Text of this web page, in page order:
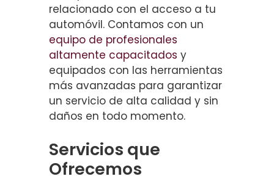
relacionado con el acceso a tu
automóvil. Contamos con un
equipo de profesionales
altamente capacitados y
equipados con las herramientas
más avanzadas para garantizar
un servicio de alta calidad y sin
daños en todo momento.
Servicios que
Ofrecemos